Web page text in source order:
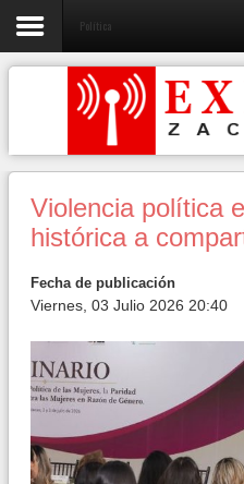
Política
Violencia política
histórica a
Fecha de publicación
Viernes, 03 Julio 2026 20:40